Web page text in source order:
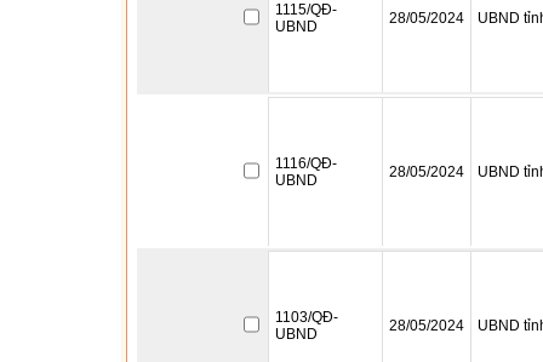
1115/QĐ-
UBND
28/05/2024 UBND
1116/QĐ-
UBND
28/05/2024 UBND
1103/QĐ-
UBND
28/05/2024 UBND